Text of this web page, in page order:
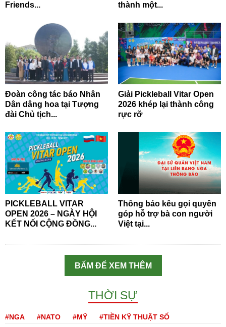
Friends...
thành một...
Đoàn công tác báo Nhân
Dân dâng hoa tại Tượng
đài Chủ tịch...
Giải Pickleball Vitar Open
2026 khép lại thành công
rực rỡ
PICKLEBALL VITAR
OPEN 2026 – NGÀY HỘI
KẾT NỐI CỘNG ĐỒNG...
Thông báo kêu gọi quyên
góp hỗ trợ bà con người
Việt tại...
BẤM ĐỂ XEM THÊM
THỜI SỰ
#NGA #NATO #MỸ #TIỀN KỸ THUẬT SỐ